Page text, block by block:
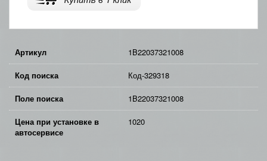
Артикул 1B22037321008
Код поиска Код-329318
Поле поиска 1B22037321008
Цена при установке в
автосервисе
1020